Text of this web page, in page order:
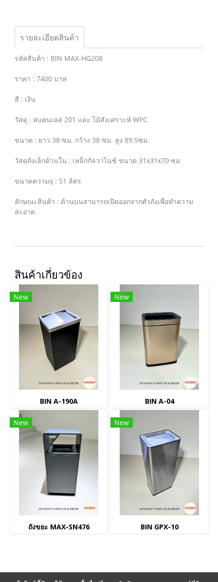
รายละเอียดสินค้า
รหัสสินค้า : BIN MAX-HG208
ราคา : 7400 บาท
สี : เงิน
วัสดุ : สแตนเลส 201 และ ไม้สังเคราะห์ WPC
ขนาด : ยาว 38 ซม. กว้าง 38 ซม. สูง 89.5ซม.
วัสดุถังเล็กด้านใน : เหล็กกัลวาไนซ์ ขนาด 31x31x70 ซม
ขนาดความจุ : 51 ลิตร
ลักษณะสินค้า : ด้านบนสามารถเปิดออกจากตัวถังเพื่อทำความ
สะอาด
สินค้าเกี่ยวข้อง
New
BIN A-190A
New
BIN A-04
New
ถังขยะ MAX-SN476
New
BIN GPX-10